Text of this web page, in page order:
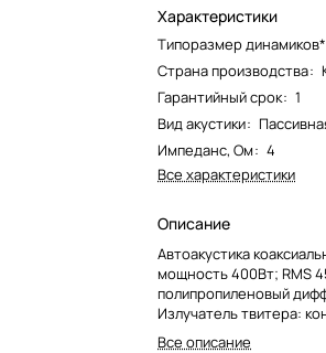
Характеристики
Типоразмер
Страна производства:
Гарантийный срок: 1
Вид акустики:
Импеданс, Ом: 4
Все характеристики
Описание
Автоакустика
мощность 400Вт; RMS
полипропиленовый
Излучатель твитера:
Излучатель
Все описание